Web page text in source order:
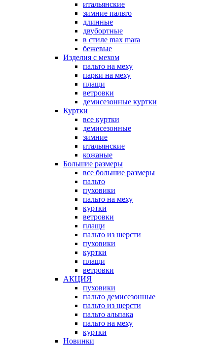
итальянские
зимние пальто
длинные
двубортные
в стиле max mara
бежевые
Изделия с мехом
пальто на меху
парки на меху
плащи
ветровки
демисезонные куртки
Куртки
все куртки
демисезонные
зимние
итальянские
кожаные
Большие размеры
все большие размеры
пальто
пуховики
пальто на меху
куртки
ветровки
плащи
пальто из шерсти
пуховики
куртки
плащи
ветровки
АКЦИЯ
пуховики
пальто демисезонные
пальто из шерсти
пальто альпака
пальто на меху
куртки
Новинки